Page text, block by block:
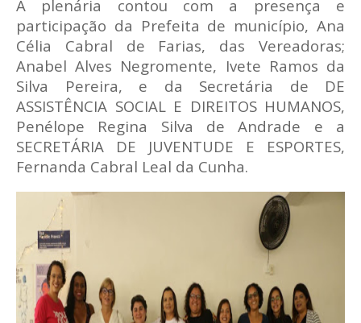
A plenária contou com a presença e
participação da Prefeita de município, Ana
Célia Cabral de Farias, das Vereadoras;
Anabel Alves Negromente, Ivete Ramos da
Silva Pereira, e da Secretária de DE
ASSISTÊNCIA SOCIAL E DIREITOS HUMANOS,
Penélope Regina Silva de Andrade e a
SECRETÁRIA DE JUVENTUDE E ESPORTES,
Fernanda Cabral Leal da Cunha.